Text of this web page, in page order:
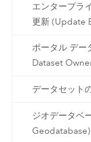
エンタープラ
更新 (Update
ポータル デー
Dataset
データセット
ジオデータベ
Geodatabase)